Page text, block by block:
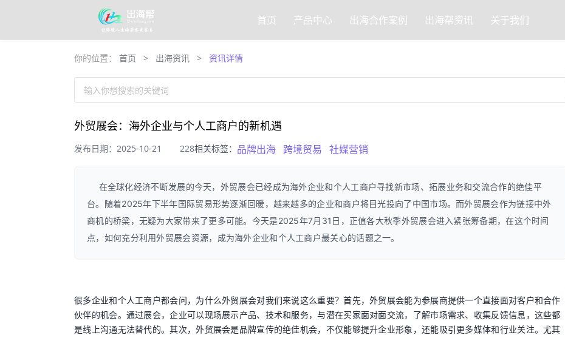
首页 产品中心 出海合作案例 出海帮资讯 关于我们
你的位置： 首页 > 出海资讯 > 资讯详情
输入你想搜索的关键词
外贸展会：海外企业与个人工商户的新机遇
发布日期：2025-10-21 228相关标签： 品牌出海 跨境贸易 社媒营销
在全球化经济不断发展的今天，外贸展会已经成为海外企业和个人工商户寻找新市场、拓展业务和交流合作的绝佳平
台。随着2025年下半年国际贸易形势逐渐回暖，越来越多的企业和商户将目光投向了中国市场。而外贸展会作为链接中外
商机的桥梁，无疑为大家带来了更多可能。今天是2025年7月31日，正值各大秋季外贸展会进入紧张筹备期，在这个时间
点，如何充分利用外贸展会资源，成为海外企业和个人工商户最关心的话题之一。
很多企业和个人工商户都会问，为什么外贸展会对我们来说这么重要？首先，外贸展会能为参展商提供一个直接面对客户和合作
伙伴的机会。通过展会，企业可以现场展示产品、技术和服务，与潜在买家面对面交流，了解市场需求、收集反馈信息，这些都
是线上沟通无法替代的。其次，外贸展会是品牌宣传的绝佳机会，不仅能够提升企业形象，还能吸引更多媒体和行业关注。尤其